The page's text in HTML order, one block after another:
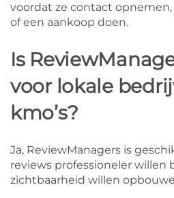
voordat ze contact
of een aankoop doen.
Is
voor lokale
kmo’s?
Ja, ReviewManagers is
reviews professioneler willen
zichtbaarheid willen